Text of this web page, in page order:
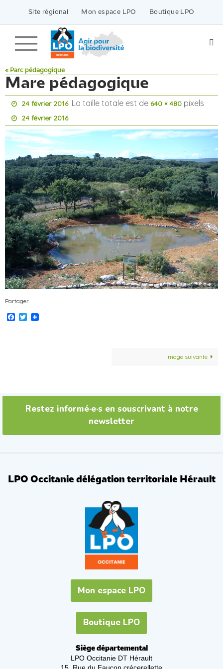
contenu
Site régional Mon espace LPO Boutique LPO
« Parc pédagogique
Mare pédagogique
24 février 2016 La taille totale est de 640 × 480 pixels
24 février 2016
Partager
Facebook
Twitter
Image suivante
Restez informé·e·s en souscrivant à notre
newsletter
LPO Occitanie délégation territoriale Hérault
Mon espace LPO
Boutique LPO
Siège départemental
LPO Occitanie DT Hérault